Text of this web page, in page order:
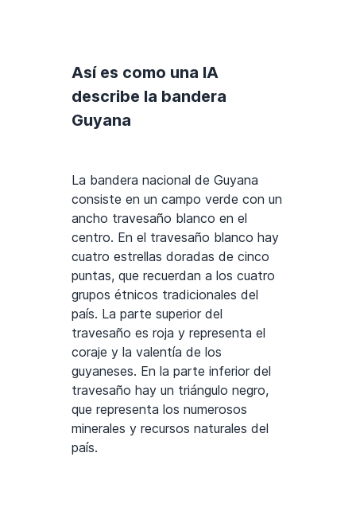
Así es como una IA
describe la bandera
Guyana
La bandera nacional de Guyana
consiste en un campo verde con un
ancho travesaño blanco en el
centro. En el travesaño blanco hay
cuatro estrellas doradas de cinco
puntas, que recuerdan a los cuatro
grupos étnicos tradicionales del
país. La parte superior del
travesaño es roja y representa el
coraje y la valentía de los
guyaneses. En la parte inferior del
travesaño hay un triángulo negro,
que representa los numerosos
minerales y recursos naturales del
país.